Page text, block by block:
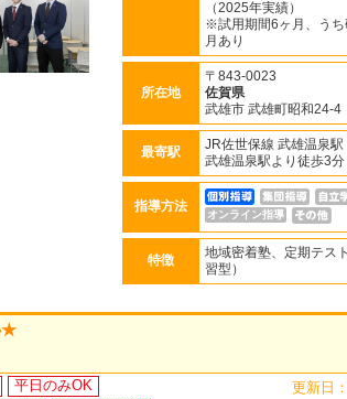
（2025年実績）
※試用期間6ヶ月、うち
月あり
所在地
〒843-0023
佐賀県
武雄市 武雄町昭和24-4
最寄駅
JR佐世保線 武雄温泉駅
武雄温泉駅より徒歩3分
指導方法
オンライン指導
特徴
地域密着塾、定期テス
習型）
★
平日のみOK
更新日